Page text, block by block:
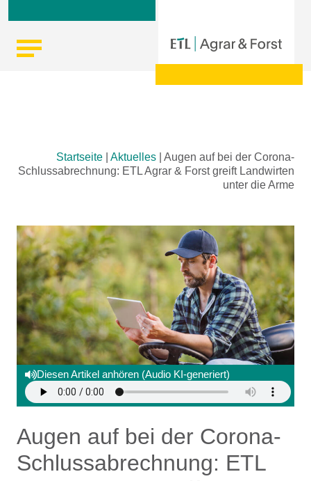
content
Startseite Aktuelles
Augen auf bei der Corona-
Schlussabrechnung: ETL Agrar & Forst greift Landwirten
unter die Arme
Diesen Artikel anhören (Audio KI-generiert)
Augen auf bei der Corona-
Schlussabrechnung: ETL